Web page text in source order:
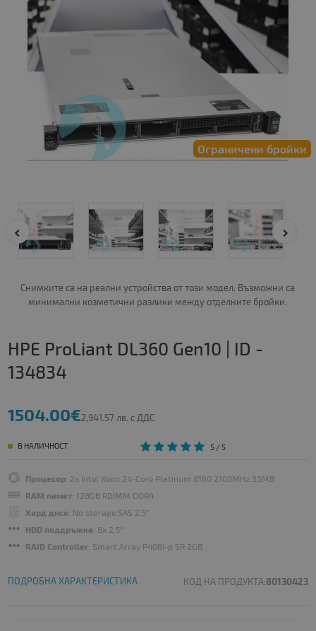
Ограничени бройки
Снимките са на реални устройства от този модел. Възможни са
минимални козметични разлики между отделните бройки.
HPE ProLiant DL360 Gen10 | ID -
134834
1504.00€2,941.57 лв. с ДДС
В НАЛИЧНОСТ 5/ 5
Процесор: 2x Intel Xeon 24-Core Platinum 8160 2100MHz 33MB
RAM памет: 128GB RDIMM DDR4
Хард диск: No storage SAS 2.5"
HDD поддръжка: 8x 2.5"
RAID Controller: Smart Array P408i-p SR 2GB
ПОДРОБНА ХАРАКТЕРИСТИКА КОД НА ПРОДУКТА:80130423